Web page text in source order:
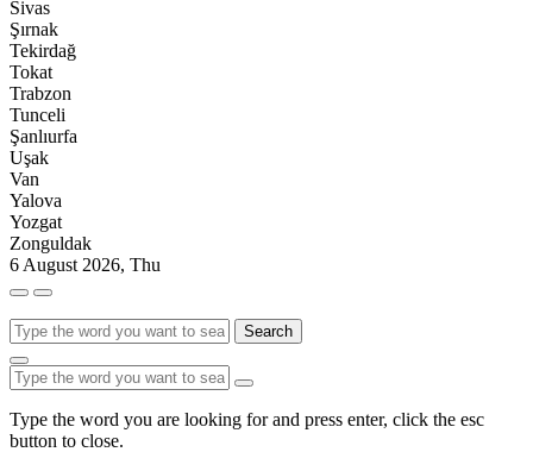
Sivas
Şırnak
Tekirdağ
Tokat
Trabzon
Tunceli
Şanlıurfa
Uşak
Van
Yalova
Yozgat
Zonguldak
6 August 2026, Thu
Search
Type the word you are looking for and press enter, click the esc
button to close.